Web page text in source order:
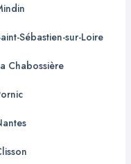
Sébastien-sur-Loire
Chabossière